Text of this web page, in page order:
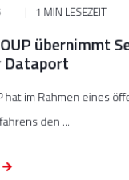
1 MIN LESEZEIT
übernimmt
Dataport
hat im Rahmen eines
den ...